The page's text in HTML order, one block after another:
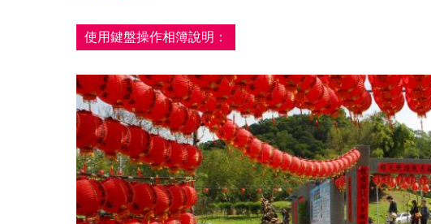
使用鍵盤操作相簿說明：